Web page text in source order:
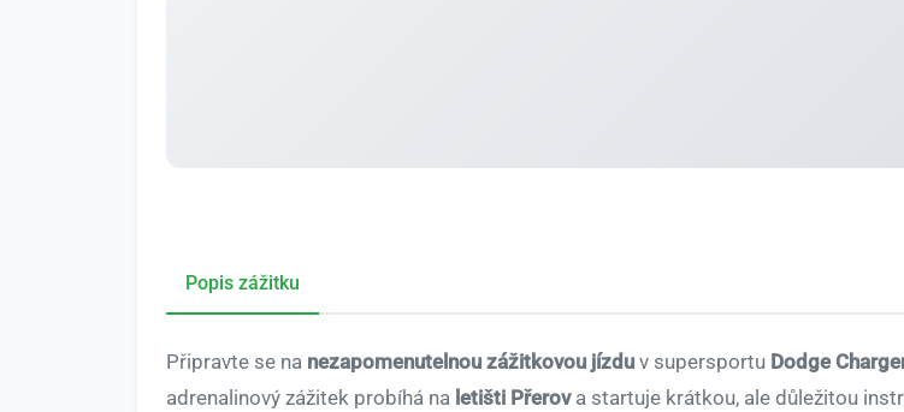
Popis zážitku
Připravte se na nezapomenutelnou zážitkovou jízdu v supersportu Dodge
adrenalinový zážitek probíhá na letišti Přerova startuje krátkou, ale důležitou